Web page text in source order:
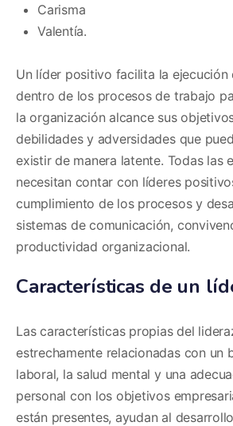
Carisma
Valentía.
Un líder positivo facilita la ejecución
dentro de los procesos de trabajo
la organización alcance sus
debilidades y adversidades que
existir de manera latente. Todas las
necesitan contar con líderes
cumplimiento de los procesos y
sistemas de comunicación,
productividad organizacional.
Características de un
Las características propias del
estrechamente relacionadas con un
laboral, la salud mental y una
personal con los objetivos
están presentes, ayudan al